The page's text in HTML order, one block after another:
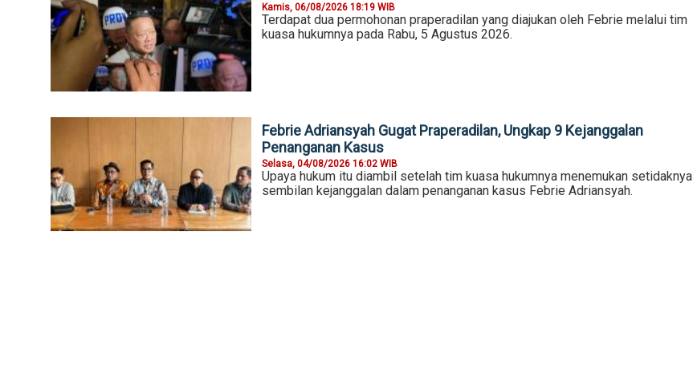
Kamis, 06/08/2026 18:19 WIB
Terdapat dua permohonan praperadilan yang diajukan oleh Febrie melalui tim
kuasa hukumnya pada Rabu, 5 Agustus 2026.
Febrie Adriansyah Gugat Praperadilan, Ungkap 9 Kejanggalan
Penanganan Kasus
Selasa, 04/08/2026 16:02 WIB
Upaya hukum itu diambil setelah tim kuasa hukumnya menemukan setidaknya
sembilan kejanggalan dalam penanganan kasus Febrie Adriansyah.